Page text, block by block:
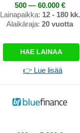
500 — 60.000 €
Lainapaikka: 12 - 180 kk.
Alaikäraja: 20 vuotta
HAE LAINAA
👉 Lue lisää